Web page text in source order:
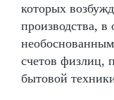
которых
производства, в
счетов физлиц,
бытовой